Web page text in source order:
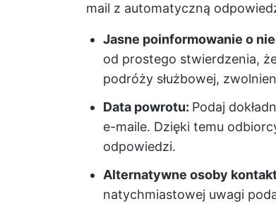
mail z automatyczną
Jasne poinformowanie o
od prostego stwierdzenia,
podróży służbowej,
Data powrotu: Podaj
e-maile. Dzięki temu
odpowiedzi.
Alternatywne osoby
natychmiastowej uwagi